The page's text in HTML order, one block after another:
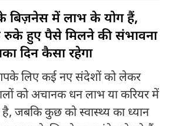
बिज़नेस में लाभ के योग हैं,
रुके हुए पैसे मिलने की संभावना
दिन कैसा रहेगा
लिए कई नए संदेशों को लेकर
को अचानक धन लाभ या करियर में
जबकि कुछ को स्वास्थ्य का ध्यान